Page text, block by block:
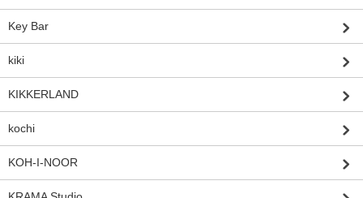
Key Bar
kiki
KIKKERLAND
kochi
KOH-I-NOOR